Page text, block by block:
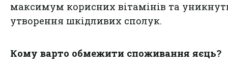
максимум корисних вітамінів та
утворення шкідливих сполук.
Кому варто обмежити споживання яєць?